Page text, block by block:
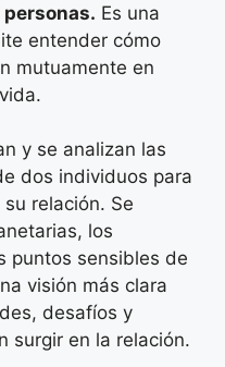
Es una
entender cómo
mutuamente en
y se analizan las
dos individuos para
relación. Se
los
puntos sensibles de
visión más clara
desafíos y
surgir en la relación.